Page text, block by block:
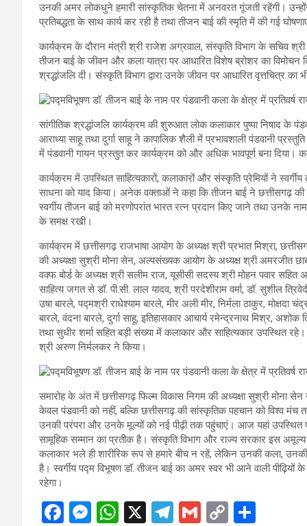
उनकी अमर लोकधुने हमारी सांस्कृतिक चेतना में अनवरत गूंजती रहेंगी।
प्रतिबद्धता के साथ कार्य कर रही है तथा तीजन बाई की स्मृति में की गई
कार्यक्रम के दौरान मंत्री श्री राजेश अग्रवाल, संस्कृति विभाग के सचिव
तीजन बाई के जीवन और कला यात्रा पर आधारित विशेष ब्रोशर का विमोचन
श्रद्धांजलि दी। संस्कृति विभाग द्वारा उनके जीवन पर आधारित वृत्तचित्र
सांगीतिक श्रद्धांजलि कार्यक्रम की शुरुआत लोक कलाकार पुष्पा निषाद के
आराध्या साहू तथा दुर्गा साहू ने कापालिक शैली में प्रभावशाली पंडवानी
में पंडवानी गायन प्रस्तुत कर कार्यक्रम को और अधिक भावपूर्ण बना दिया।
कार्यक्रम में उपस्थित साहित्यकारों, कलाकारों और संस्कृति प्रेमियों ने
साधना को याद किया। अनेक वक्ताओं ने कहा कि तीजन बाई ने छत्तीसगढ़
स्वर्गीय तीजन बाई को मरणोपरांत भारत रत्न प्रदान किए जाने तथा उनके
के समक्ष रखी।
कार्यक्रम में छत्तीसगढ़ राजभाषा आयोग के अध्यक्ष श्री प्रभात मिश्रा,
की अध्यक्षा सुश्री मोना सेन, अल्पसंख्यक आयोग के अध्यक्ष श्री अमरजीत
वक्फ बोर्ड के अध्यक्ष श्री सलीम राज, यूसीसी सदस्य श्री मोहन पवार
साहित्य जगत से डॉ. पी.सी. लाल यादव, श्री परदेशीराम वर्मा, डॉ. सुशील
उषा बारले, पद्मश्री राधेश्याम बारले, मीर अली मीर, निर्मला ठाकुर, मोक्षदा
बारले, वंदना बारले, दुर्गा साहू, इतिहासकार आचार्य रमेन्द्रनाथ मिश्र, अशोक
तथा सुधीर शर्मा सहित बड़ी संख्या में कलाकार और साहित्यकार उपस्थित
श्री अरुण निर्मलकर ने किया।
समारोह के अंत में छत्तीसगढ़ फिल्म विकास निगम की अध्यक्षा सुश्री मोना
केवल पंडवानी को नहीं, बल्कि छत्तीसगढ़ की सांस्कृतिक पहचान को विश्व
उनकी परंपरा और उनके मूल्यों को नई पीढ़ी तक पहुंचाएं। आज यहां उपस्थित
सामूहिक सम्मान का प्रतीक है। संस्कृति विभाग और राज्य सरकार इस
कलाकार भले ही शारीरिक रूप से हमारे बीच न रहें, लेकिन उनकी कला,
है। स्वर्गीय पद्म विभूषण डॉ. तीजन बाई का अमर स्वर भी आने वाली
रहेगा।
F
M W X
T
G
C